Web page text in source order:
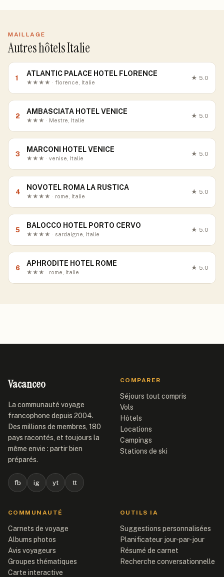
MAILLAGE
Autres hôtels Italie
1
ATLANTIC PALACE HOTEL FLORENCE
★★★★ · florence, Italie
★ 5.0
2
AMBASCIATA HOTEL VENICE
★★★ · Mestre, Italie
★ 5.0
3
MARCONI HOTEL VENICE
★★★ · venise, Italie
★ 5.0
4
NOVOTEL ROMA LA RUSTICA
★★★★ · rome, Italie
★ 5.0
5
BALOCCO HOTEL PORTO CERVO
★★★★ · sardaigne, Italie
★ 5.0
6
APHRODITE HOTEL ROME
★★★ · rome, Italie
★ 5.0
Vacanceo
La communauté voyage
francophone depuis 2004.
Des millions de membres, 180
pays racontés, et toujours la
même envie : partir bien
préparés.
fb ig yt tt
COMPARER
Séjours tout compris
Vols
Hôtels
Locations
Campings
Stations de ski
COMMUNAUTÉ
Carnets de voyage
Albums photos
Avis voyageurs
Groupes thématiques
Carte interactive
OUTILS IA
Suggestions personnalisées
Planificateur jour-par-jour
Résumé de carnet
Recherche conversationnelle